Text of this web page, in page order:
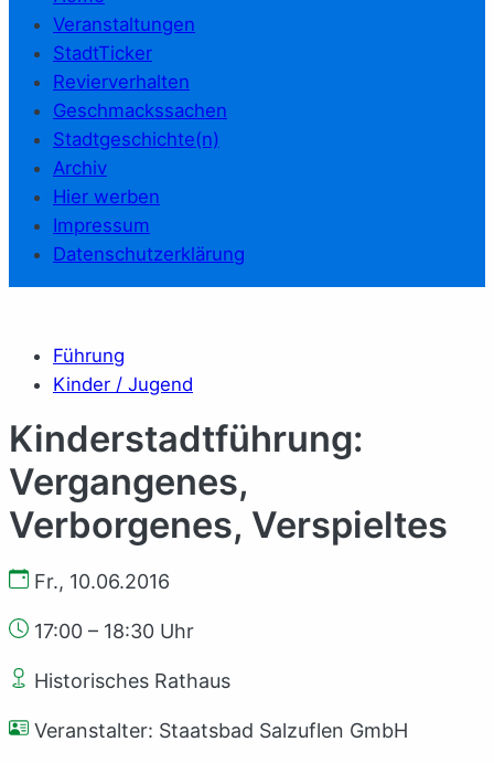
Veranstaltungen
StadtTicker
Revierverhalten
Geschmackssachen
Stadtgeschichte(n)
Archiv
Hier werben
Impressum
Datenschutzerklärung
Führung
Kinder / Jugend
Kinderstadtführung:
Vergangenes,
Verborgenes, Verspieltes
Fr., 10.06.2016
17:00 – 18:30 Uhr
Historisches Rathaus
Veranstalter: Staatsbad Salzuflen GmbH